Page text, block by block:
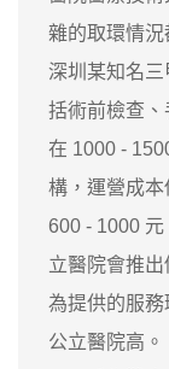
雜的取環情
深圳某知名
括術前檢查
在 1000 -
構，運營成
600 - 1000
立醫院會推
為提供的服
公立醫院高。